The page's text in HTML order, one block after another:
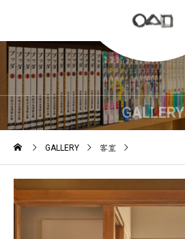
GALLERY
GALLERY 客室